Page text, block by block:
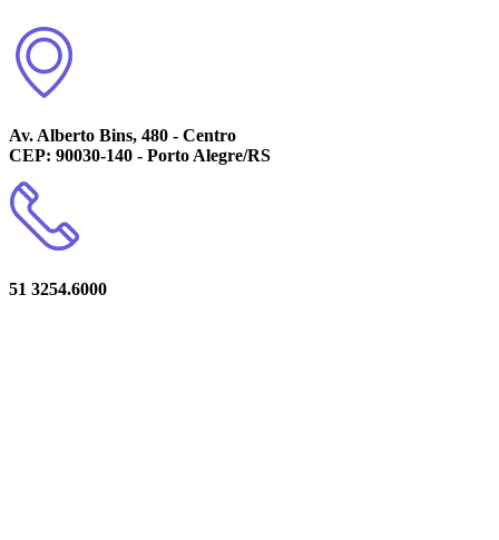
Av. Alberto Bins, 480 - Centro
CEP: 90030-140 - Porto Alegre/RS
51 3254.6000